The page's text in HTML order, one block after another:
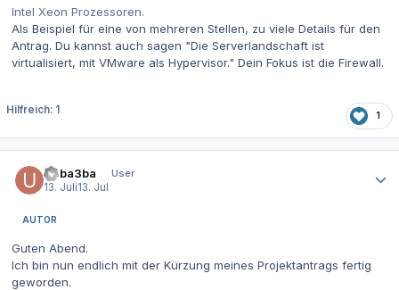
Intel Xeon Prozessoren.
Als Beispiel für eine von mehreren Stellen, zu viele Details für den
Antrag. Du kannst auch sagen "Die Serverlandschaft ist
virtualisiert, mit VMware als Hypervisor." Dein Fokus ist die Firewall.
Hilfreich: 1 1
Ueba3ba
User
13. Juli13. Jul
AUTOR
Guten Abend.
Ich bin nun endlich mit der Kürzung meines Projektantrags fertig
geworden.